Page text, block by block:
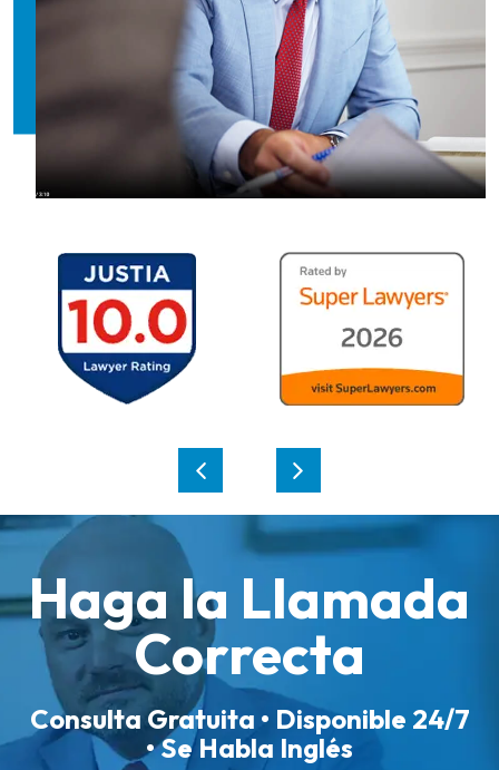
Haga la Llamada
Correcta
Consulta Gratuita • Disponible 24/7
• Se Habla Inglés